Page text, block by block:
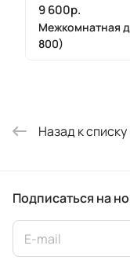
9 600р.
Межкомнатная
800)
Назад к списку
Подписаться на